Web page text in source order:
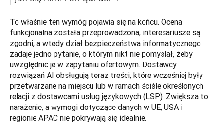
To właśnie ten wymóg pojawia się na końcu. Ocena
funkcjonalna została przeprowadzona, interesariusze są
zgodni, a wtedy dział bezpieczeństwa informatycznego
zadaje jedno pytanie, o którym nikt nie pomyślał, żeby
uwzględnić je w zapytaniu ofertowym. Dostawcy
rozwiązań AI obsługują teraz treści, które wcześniej były
przetwarzane na miejscu lub w ramach ściśle określonych
relacji z dostawcami usług językowych (LSP). Zwiększa to
narażenie, a wymogi dotyczące danych w UE, USA i
regionie APAC nie pokrywają się idealnie.